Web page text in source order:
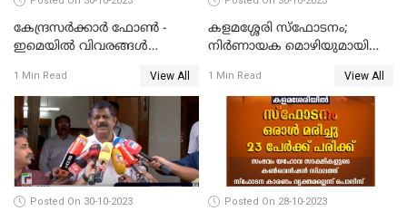
കേന്ദ്രസര്‍ക്കാര്‍ ഫോണ്‍ -
ഇമെയില്‍ വിവരങ്ങള്‍
പ്രതിപക്ഷ നേതാക്കള്‍
1 Min Read View All
കളമശ്ശേരി സ്ഫോടനം;
നിർണായക മൊഴിയുമായി
കോൾ വിവരങ്ങൾ തേടി
പൊലീസ്
1 Min Read View All
Posted On 30-10-2023 Posted On 28-10-2023